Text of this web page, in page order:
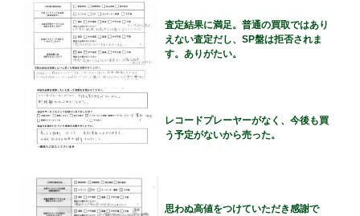
査定結果に満足。普通の買取ではあり
えない査定だし、SP盤は拒否されま
す。ありがたい。
レコードプレーヤーがなく、今後も買
う予定がないから売った。
思わぬ高値をつけていただき感謝で